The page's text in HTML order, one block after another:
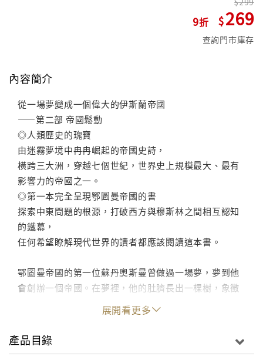
9 269
查詢門市庫存
內容簡介
從一場夢變成一個偉大的伊斯蘭帝國
——第二部 帝國鬆動
◎人類歷史的瑰寶
由迷霧夢境中冉冉崛起的帝國史詩，
橫跨三大洲，穿越七個世紀，世界史上規模最大、最有
影響力的帝國之一。
◎第一本完全呈現鄂圖曼帝國的書
探索中東問題的根源，打破西方與穆斯林之間相互認知
的鐵幕，
任何希望瞭解現代世界的讀者都應該閱讀這本書。
鄂圖曼帝國的第一位蘇丹奧斯曼曾做過一場夢，夢到他
會創辦一個帝國。在夢裡，他的肚臍長出一棵樹，象徵
了他的繼承人將會多麼有精力、他們的領域將會多麼遼
闊無疆――一個偉大帝國於焉誕生。
鄂圖曼帝國是世界歷史上規模最大，最有影響力的帝國
之一，傳承了東羅馬帝國文化及伊斯蘭文化，成為東西
展開看更多
產品目錄